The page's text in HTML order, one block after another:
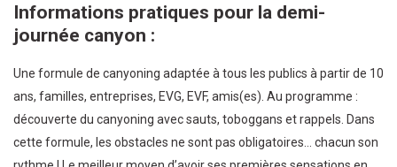
Informations pratiques pour la demi-
journée canyon :
Une formule de canyoning adaptée à tous les publics à partir de 10
ans, familles, entreprises, EVG, EVF, amis(es). Au programme :
découverte du canyoning avec sauts, toboggans et rappels. Dans
cette formule, les obstacles ne sont pas obligatoires… chacun son